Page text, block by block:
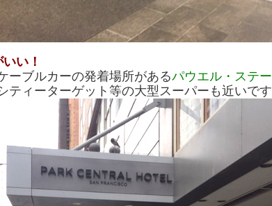
い！
ーブルカーの発着場所があるパウエル・ステ
ティーターゲット等の大型スーパーも近いです